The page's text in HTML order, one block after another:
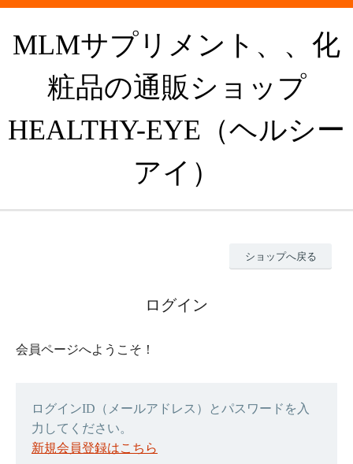
MLMサプリメント、、化
粧品の通販ショップ
HEALTHY-EYE（ヘルシー
アイ）
ショップへ戻る
ログイン
会員ページへようこそ！
ログインID（メールアドレス）とパスワードを入
力してください。
新規会員登録はこちら